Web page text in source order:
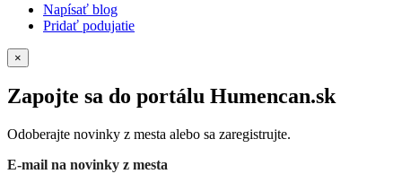
Napísať blog
Pridať podujatie
×
Zapojte sa do portálu Humencan.sk
Odoberajte novinky z mesta alebo sa zaregistrujte.
E-mail na novinky z mesta